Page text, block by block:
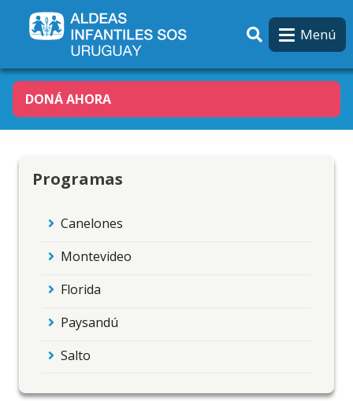
Menú
DONÁ AHORA
Programas
Canelones
Montevideo
Florida
Paysandú
Salto